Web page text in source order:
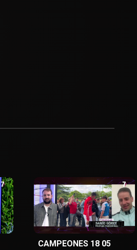
CAMPEONES 18 05